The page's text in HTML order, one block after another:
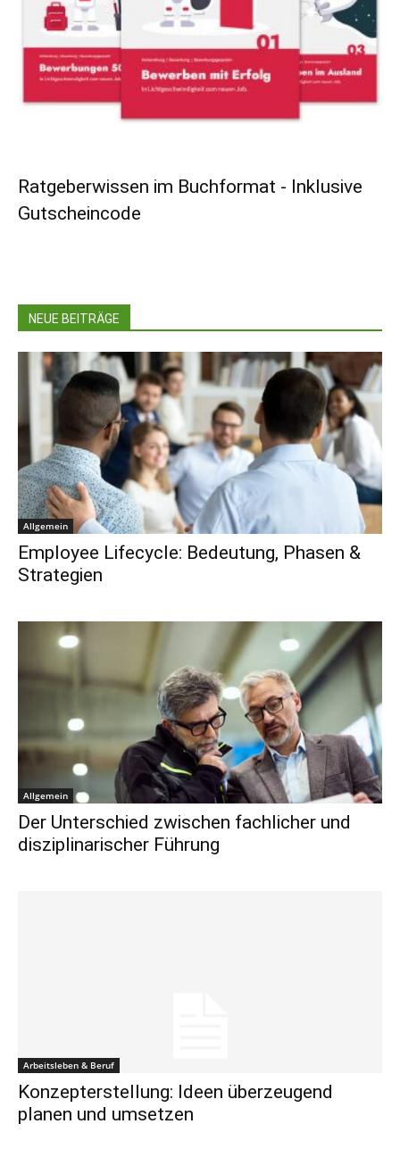
Ratgeberwissen im Buchformat - Inklusive
Gutscheincode
NEUE BEITRÄGE
Allgemein
Employee Lifecycle: Bedeutung, Phasen &
Strategien
Allgemein
Der Unterschied zwischen fachlicher und
disziplinarischer Führung
Arbeitsleben & Beruf
Konzepterstellung: Ideen überzeugend
planen und umsetzen